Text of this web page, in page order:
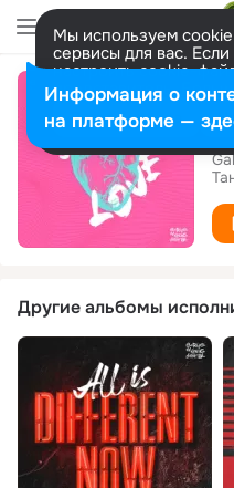
Мы используем
сервисы для вас.
настроить cookie-
представитель.
Разрешить все
Другие альбомы
Информация о
на платформе —